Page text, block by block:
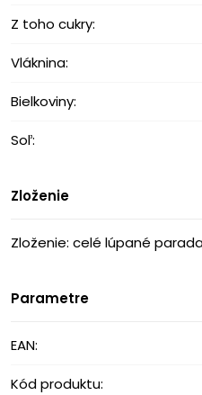
Z toho cukry:
Vláknina:
Bielkoviny:
Soľ:
Zloženie
Zloženie: celé lúpané
Parametre
EAN:
Kód produktu: